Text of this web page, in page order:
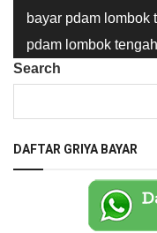
bayar pdam lombok
pdam lombok tengah
Search
DAFTAR GRIYA BAYAR